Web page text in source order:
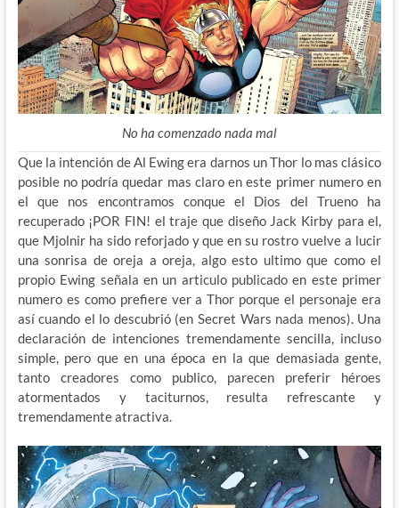
No ha comenzado nada mal
Que la intención de Al Ewing era darnos un Thor lo mas clásico
posible no podría quedar mas claro en este primer numero en
el que nos encontramos conque el Dios del Trueno ha
recuperado ¡POR FIN! el traje que diseño Jack Kirby para el,
que Mjolnir ha sido reforjado y que en su rostro vuelve a lucir
una sonrisa de oreja a oreja, algo esto ultimo que como el
propio Ewing señala en un articulo publicado en este primer
numero es como prefiere ver a Thor porque el personaje era
así cuando el lo descubrió (en Secret Wars nada menos). Una
declaración de intenciones tremendamente sencilla, incluso
simple, pero que en una época en la que demasiada gente,
tanto creadores como publico, parecen preferir héroes
atormentados y taciturnos, resulta refrescante y
tremendamente atractiva.